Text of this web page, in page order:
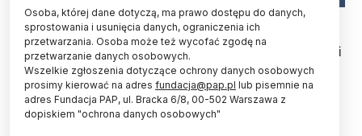
Fot. EPA/CRISTOBAL HERRERA-ULASHKEVICH 01.04.2026
Choćmisja Artemis IItrwa - w Europejskiej Agencji
Kosmicznej już teraz uważamy, że jest ona
zdecydowanym sukcesem – powiedziała PAP dr
Anna Fogtman z ESA. Dodała, że lot w daleki
kosmos wymaga nie jednego skoku, tylko całego
Osoba, której dane dotyczą, ma prawo dostępu do danych,
sprostowania i usunięcia danych, ograniczenia ich
przetwarzania. Osoba może też wycofać zgodę na
przetwarzanie danych osobowych.
Wszelkie zgłoszenia dotyczące ochrony danych osobowych
prosimy kierować na adres fundacja@pap.pl lub pisemnie na
adres Fundacja PAP, ul. Bracka 6/8, 00-502 Warszawa z
dopiskiem "ochrona danych osobowych"